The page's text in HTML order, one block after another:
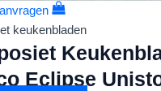
keukenbladen
Eclipse